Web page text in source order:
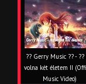
?? Gerry Music ?? - ??
volna két életem II
Music Video)